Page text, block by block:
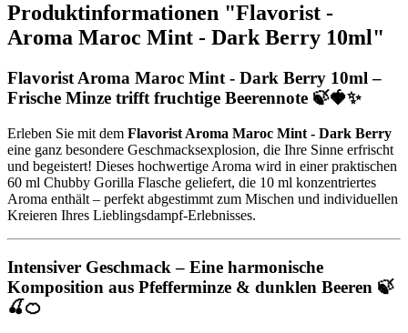
Produktinformationen "Flavorist -
Aroma Maroc Mint - Dark Berry 10ml"
Flavorist Aroma Maroc Mint - Dark Berry 10ml –
Frische Minze trifft fruchtige Beerennote 🍃🍓✨
Erleben Sie mit dem Flavorist Aroma Maroc Mint - Dark Berry
eine ganz besondere Geschmacksexplosion, die Ihre Sinne erfrischt
und begeistert! Dieses hochwertige Aroma wird in einer praktischen
60 ml Chubby Gorilla Flasche geliefert, die 10 ml konzentriertes
Aroma enthält – perfekt abgestimmt zum Mischen und individuellen
Kreieren Ihres Lieblingsdampf-Erlebnisses.
Intensiver Geschmack – Eine harmonische
Komposition aus Pfefferminze & dunklen Beeren 🍃
🍒🍊